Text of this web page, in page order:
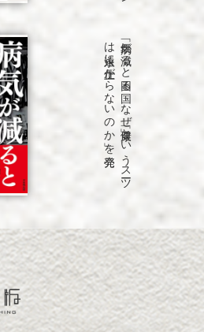
「病気が
減る
と
困る
国
な
ぜ
「健康」と
い
う
ス
ーツ
は
永遠に
仕上が
ら
な
い
の
か
」を
発売